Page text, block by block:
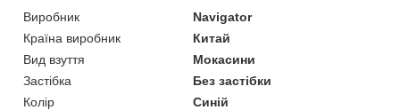
Виробник
Navigator
Країна виробник
Китай
Вид взуття
Мокасини
Застібка
Без застібки
Колір
Синій